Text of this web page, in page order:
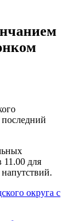
11.00 для
округа с